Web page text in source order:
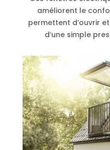
améliorent le
permettent d’ouvrir
d’une simple